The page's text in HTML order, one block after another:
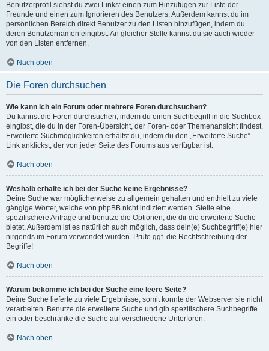
Benutzerprofil siehst du zwei Links: einen zum Hinzufügen zur Liste der
Freunde und einen zum Ignorieren des Benutzers. Außerdem kannst du im
persönlichen Bereich direkt Benutzer zu den Listen hinzufügen, indem du
deren Benutzernamen eingibst. An gleicher Stelle kannst du sie auch wieder
von den Listen entfernen.
Nach oben
Die Foren durchsuchen
Wie kann ich ein Forum oder mehrere Foren durchsuchen?
Du kannst die Foren durchsuchen, indem du einen Suchbegriff in die Suchbox
eingibst, die du in der Foren-Übersicht, der Foren- oder Themenansicht findest.
Erweiterte Suchmöglichkeiten erhältst du, indem du den „Erweiterte Suche“-
Link anklickst, der von jeder Seite des Forums aus verfügbar ist.
Nach oben
Weshalb erhalte ich bei der Suche keine Ergebnisse?
Deine Suche war möglicherweise zu allgemein gehalten und enthielt zu viele
gängige Wörter, welche von phpBB nicht indiziert werden. Stelle eine
spezifischere Anfrage und benutze die Optionen, die dir die erweiterte Suche
bietet. Außerdem ist es natürlich auch möglich, dass dein(e) Suchbegriff(e) hier
nirgends im Forum verwendet wurden. Prüfe ggf. die Rechtschreibung der
Begriffe!
Nach oben
Warum bekomme ich bei der Suche eine leere Seite?
Deine Suche lieferte zu viele Ergebnisse, somit konnte der Webserver sie nicht
verarbeiten. Benutze die erweiterte Suche und gib spezifischere Suchbegriffe
ein oder beschränke die Suche auf verschiedene Unterforen.
Nach oben